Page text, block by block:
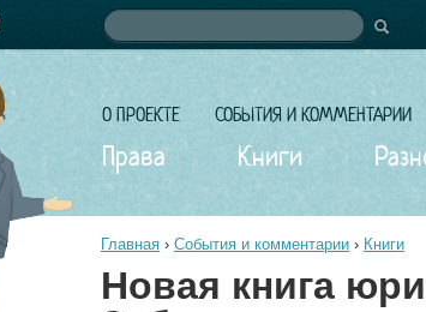
О ПРОЕКТЕ СОБЫТИЯ И КОММЕНТАРИИ
Права Книги
Форма поиска
Поиск
Главная › События и комментарии › Книги
Новая книга